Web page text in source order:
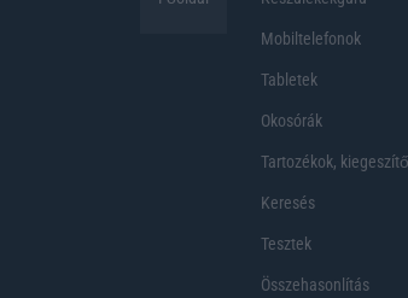
Mobiltelefonok
Tabletek
Okosórák
Tartozékok,
Keresés
Tesztek
Összehasonlítás